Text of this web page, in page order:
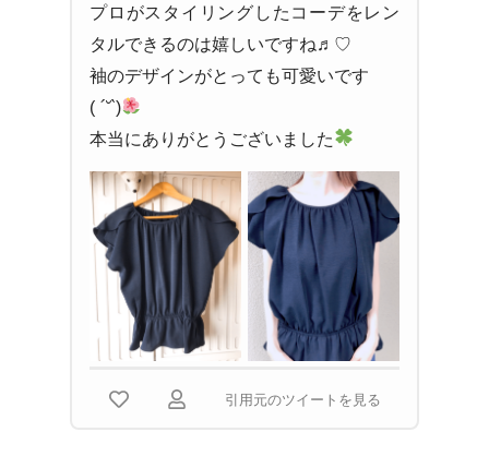
プロがスタイリングしたコーデをレン
タルできるのは嬉しいですね♬︎♡
袖のデザインがとっても可愛いです
( ´˘`)
本当にありがとうございました
引用元のツイートを見る